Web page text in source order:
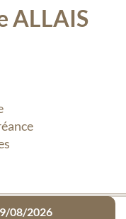
ALLAIS
08/2026